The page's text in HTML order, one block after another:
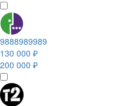
9888989989
130 000 ₽
200 000 ₽